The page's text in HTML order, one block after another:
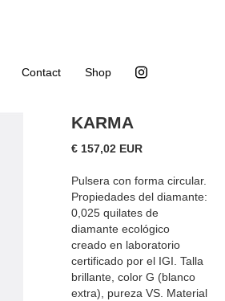
Contact Shop
KARMA
€ 157,02 EUR
Pulsera con forma circular.
Propiedades del diamante:
0,025 quilates de
diamante ecológico
creado en laboratorio
certificado por el IGI. Talla
brillante, color G (blanco
extra), pureza VS. Material